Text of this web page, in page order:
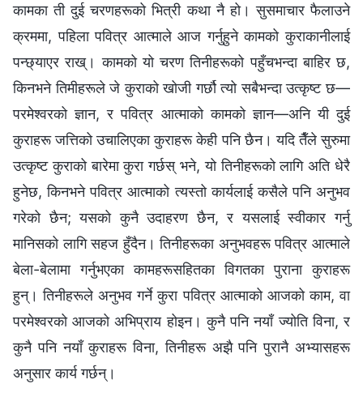
कामका ती दुई चरणहरूको भित्री कथा नै हो। सुसमाचार फैलाउने
क्रममा, पहिला पवित्र आत्माले आज गर्नुहुने कामको कुराकानीलाई
पन्छ्याएर राख्। कामको यो चरण तिनीहरूको पहुँचभन्दा बाहिर छ,
किनभने तिमीहरूले जे कुराको खोजी गर्छौ त्यो सबैभन्दा उत्कृष्ट छ—
परमेश्‍वरको ज्ञान, र पवित्र आत्माको कामको ज्ञान—अनि यी दुई
कुराहरू जत्तिको उचालिएका कुराहरू केही पनि छैन। यदि तैँले सुरुमा
उत्कृष्ट कुराको बारेमा कुरा गर्छस् भने, यो तिनीहरूको लागि अति धेरै
हुनेछ, किनभने पवित्र आत्‍माको त्यस्तो कार्यलाई कसैले पनि अनुभव
गरेको छैन; यसको कुनै उदाहरण छैन, र यसलाई स्वीकार गर्नु
मानिसको लागि सहज हुँदैन। तिनीहरूका अनुभवहरू पवित्र आत्‍माले
बेला-बेलामा गर्नुभएका कामहरूसहितका विगतका पुराना कुराहरू
हुन्। तिनीहरूले अनुभव गर्ने कुरा पवित्र आत्माको आजको काम, वा
परमेश्‍वरको आजको अभिप्राय होइन। कुनै पनि नयाँ ज्योति विना, र
कुनै पनि नयाँ कुराहरू विना, तिनीहरू अझै पनि पुरानै अभ्यासहरू
अनुसार कार्य गर्छन्।